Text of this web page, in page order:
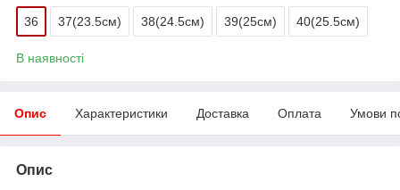
36 37(23.5см) 38(24.5см) 39(25см) 40(25.5см)
В наявності
Опис Характеристики Доставка Оплата Умови
Опис